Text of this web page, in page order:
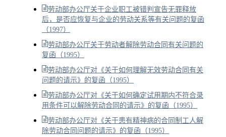
劳动部办公厅关于企业职工被错判宣告无罪释放
后，是否应恢复与企业的劳动关系等有关问题的复函
（1997）
劳动部办公厅关于劳动者解除劳动合同有关问题的
复函（1995）
劳动部办公厅对《关于如何理解无效劳动合同有关
问题的请示》的复函（1995）
劳动部办公厅对《关于如何确定试用期内不符合录
用条件可以解除劳动合同的请示》的复函（1995）
劳动部办公厅对《关于患有精神病的合同制工人解
除劳动合同问题的请示》的复函（1995）